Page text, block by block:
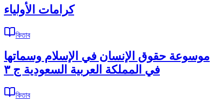
كرامات الأولياء
কিতাব
موسوعة حقوق الإنسان في الإسلام وسماتها
في المملكة العربية السعودية ج ٣
কিতাব